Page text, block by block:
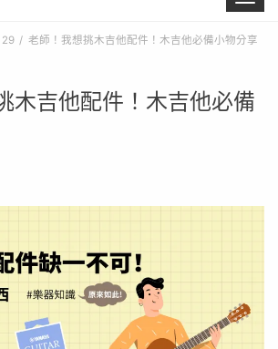
29 老師！我想挑木吉他配件！​木吉他必備小物分享
木吉他配件！​木吉他必備